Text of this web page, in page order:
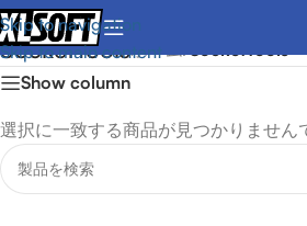
Skip to navigation
Skip to main content
SocketTools ホーム
Show column
選択に一致する商品が見つかりません